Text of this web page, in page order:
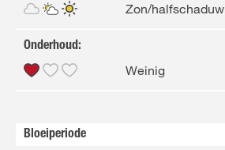
Zon/halfschaduw
Onderhoud:
Weinig
Bloeiperiode